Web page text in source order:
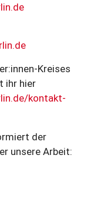
Kreises
ihr hier
kontakt-
der
unsere Arbeit: